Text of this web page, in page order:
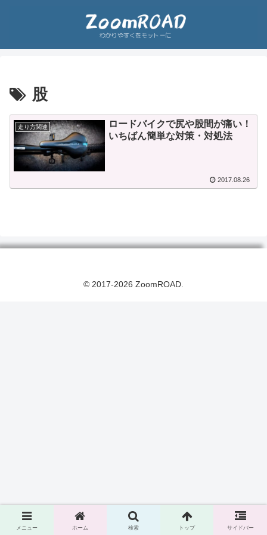
股
走り方関連
ロードバイクで尻や股間が痛い！
いちばん簡単な対策・対処法
2017.08.26
© 2017-2026 ZoomROAD.
メニュー ホーム 検索 トップ サイドバー